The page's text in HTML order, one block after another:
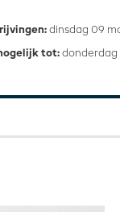
dinsdag 09
tot: donderdag